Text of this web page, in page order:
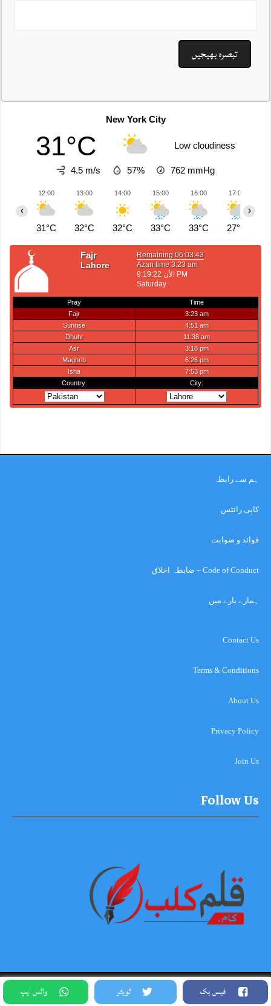
فیس بک ٹویٹر واٹس ایپ
New York City
31°C Low cloudiness
4.5 m/s 57% 762 mmHg
12:00
31°C
13:00
32°C
14:00
32°C
15:00
33°C
16:00
33°C
17:00
27°C
‹ ›
ہم سے رابطہ
کاپی رائٹس
قوائد و ضوابت
Code of Conduct – ضابطہ اخلاق
ہمارے بارے میں
Contact Us
Terms & Conditions
About Us
Privacy Policy
Join Us
Follow Us
Copyright © 2026-2027, Qalam Club All Rights Reserved. Theme
Designed By Siddique Meo #03334456813